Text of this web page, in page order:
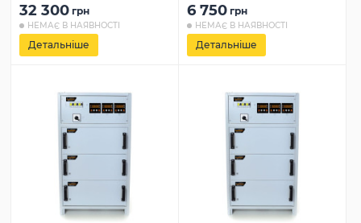
32 300 грн
НЕМАЄ В НАЯВНОСТІ
Детальніше
6 750 грн
НЕМАЄ В НАЯВНОСТІ
Детальніше